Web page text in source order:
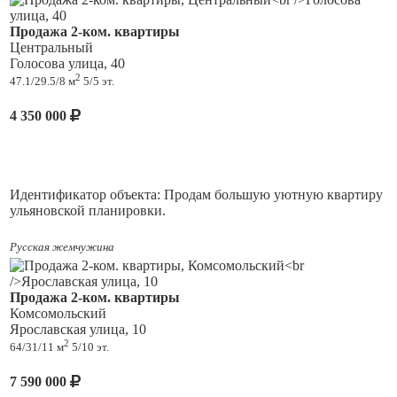
Продажа 2-ком. квартиры
Центральный
Голосова улица, 40
47.1/29.5/8 м2 5/5 эт.
4 350 000
Идентификатор объекта: Продам большую уютную квартиру
ульяновской планировки.
Большие раздельные комнаты, кухня 8 м, балкон застеклен,
окна выходят на восток.
Отличное расположение в престижном 72 квартале.
Во дворе 9 гимназия (с профилем английский язык), в 5 мин
садик "Клубничка", структурное подразделение гимназии,
ребенок будет учиться в престижном учебном заведении г.
Русская жемчужина
Продажа 2-ком. квартиры
Комсомольский
Ярославская улица, 10
64/31/11 м2 5/10 эт.
7 590 000